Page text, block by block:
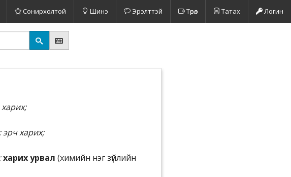
Сонирхолтой Шинэ Эрэлттэй Төрөл Татах Логин
эрч харих;
харих урвал (химийн нэг зүйлийн